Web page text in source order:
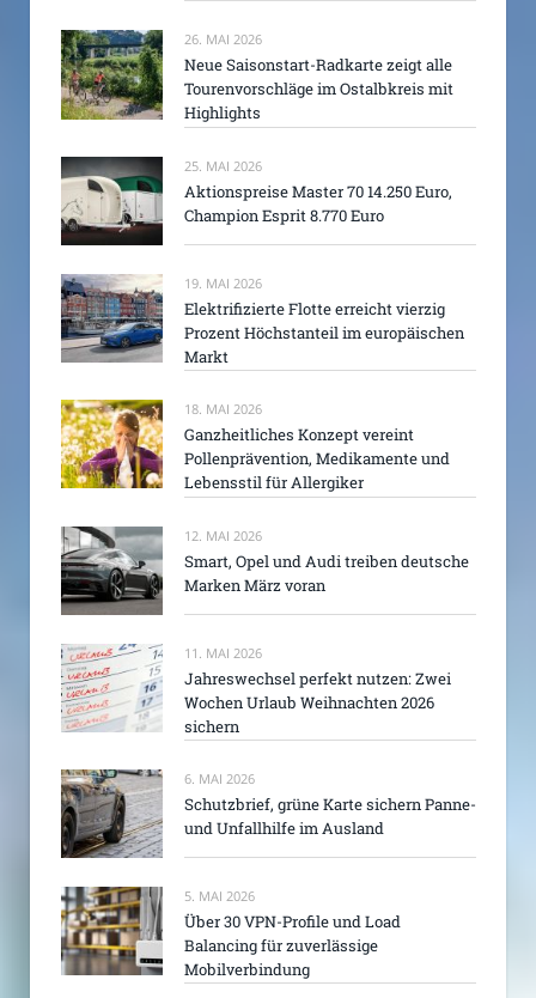
26. MAI 2026
Neue Saisonstart-Radkarte zeigt alle
Tourenvorschläge im Ostalbkreis mit
Highlights
25. MAI 2026
Aktionspreise Master 70 14.250 Euro,
Champion Esprit 8.770 Euro
19. MAI 2026
Elektrifizierte Flotte erreicht vierzig
Prozent Höchstanteil im europäischen
Markt
18. MAI 2026
Ganzheitliches Konzept vereint
Pollenprävention, Medikamente und
Lebensstil für Allergiker
12. MAI 2026
Smart, Opel und Audi treiben deutsche
Marken März voran
11. MAI 2026
Jahreswechsel perfekt nutzen: Zwei
Wochen Urlaub Weihnachten 2026
sichern
6. MAI 2026
Schutzbrief, grüne Karte sichern Panne-
und Unfallhilfe im Ausland
5. MAI 2026
Über 30 VPN-Profile und Load
Balancing für zuverlässige
Mobilverbindung